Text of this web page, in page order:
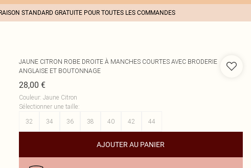
STANDARD GRATUITE POUR TOUTES LES COMMANDES
JAUNE CITRON ROBE DROITE À MANCHES COURTES AVEC BRODERIE
ANGLAISE ET BOUTONNAGE
28,00 €
Couleur: Jaune Citron
Sélectionner une taille:
32
34 36 38 40 42 44
AJOUTER AU PANIER